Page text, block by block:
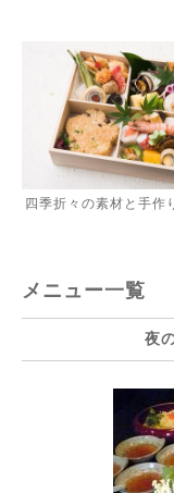
四季折々の素材と手
メニュー一覧
夜